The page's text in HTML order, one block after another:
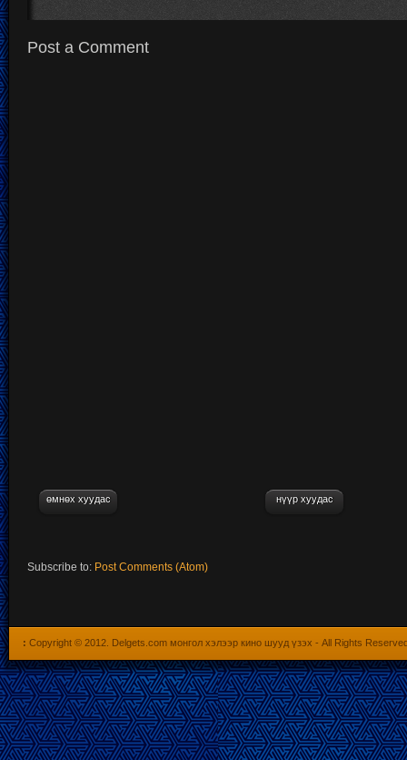
Post a Comment
өмнөх хуудас нүүр хуудас
Subscribe to: Post Comments (Atom)
: Copyright © 2012. Delgets.com монгол хэлээр кино шууд үзэх - All Rights